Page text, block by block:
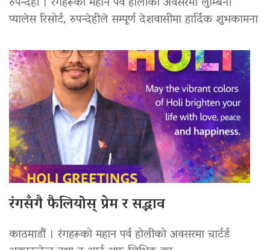
प्यालेस रिसोर्ट, रुपन्देहीले सम्पूर्ण देशवासीमा हार्दिक शुभकामना
रंगसँगै फैलियोस् प्रेम र सद्भाव
काठमाडौं । रंगहरूको महान पर्व होलीको अवसरमा चार्टर्ड